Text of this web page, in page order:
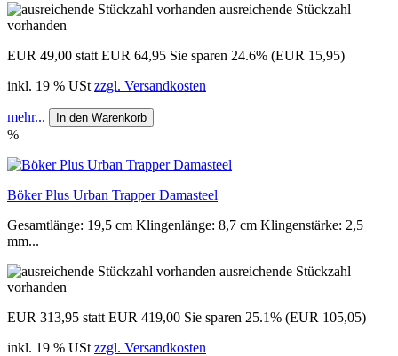
ausreichende Stückzahl
vorhanden
EUR 49,00 statt EUR 64,95 Sie sparen 24.6% (EUR 15,95)
inkl. 19 % USt zzgl. Versandkosten
mehr... In den Warenkorb
%
Böker Plus Urban Trapper Damasteel
Gesamtlänge: 19,5 cm Klingenlänge: 8,7 cm Klingenstärke: 2,5
mm...
ausreichende Stückzahl
vorhanden
EUR 313,95 statt EUR 419,00 Sie sparen 25.1% (EUR 105,05)
inkl. 19 % USt zzgl. Versandkosten